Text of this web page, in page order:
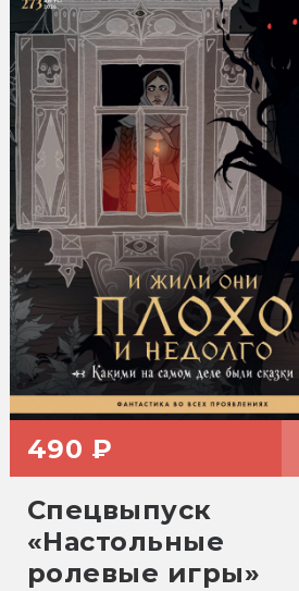
490 ₽
Спецвыпуск
«Настольные
ролевые игры»